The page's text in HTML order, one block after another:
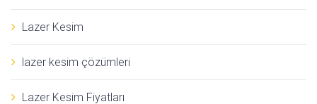
Lazer Kesim
lazer kesim çözümleri
Lazer Kesim Fiyatları